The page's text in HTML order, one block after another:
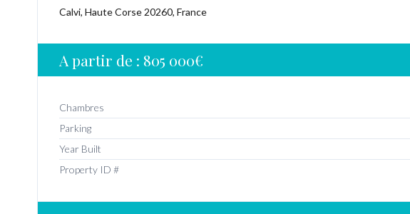
Calvi, Haute Corse 20260, France
A partir de : 805 000€
Chambres
Parking
Year Built
Property ID #